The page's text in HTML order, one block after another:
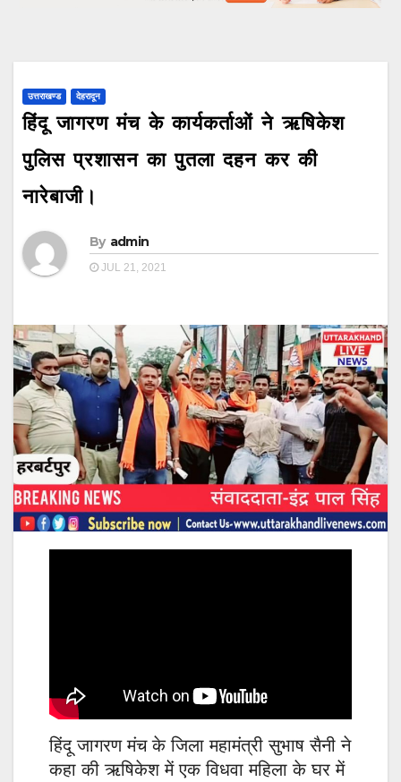
उत्तराखण्ड देहरादून
हिंदू जागरण मंच के कार्यकर्ताओं ने ऋषिकेश
पुलिस प्रशासन का पुतला दहन कर की
नारेबाजी।
By admin
JUL 21, 2021
हिंदू जागरण मंच के जिला महामंत्री सुभाष सैनी ने
कहा की ऋषिकेश में एक विधवा महिला के घर में